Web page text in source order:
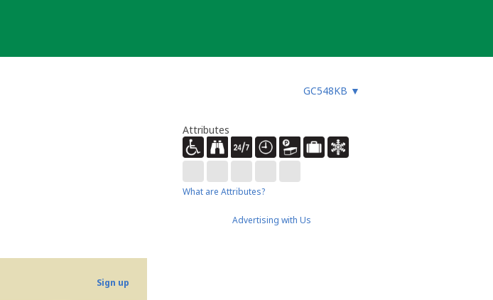
GC548KB ▼
Sign up
Attributes
What are Attributes?
Advertising with Us